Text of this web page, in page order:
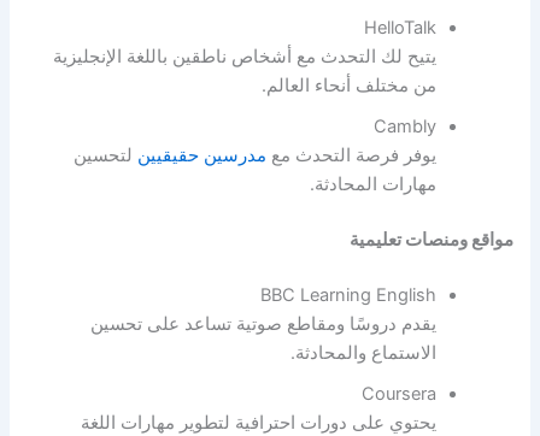
HelloTalk
يتيح لك التحدث مع أشخاص ناطقين باللغة الإنجليزية
من مختلف أنحاء العالم.
Cambly
يوفر فرصة التحدث مع مدرسين حقيقيين لتحسين
مهارات المحادثة.
مواقع ومنصات تعليمية
BBC Learning English
يقدم دروسًا ومقاطع صوتية تساعد على تحسين
الاستماع والمحادثة.
Coursera
يحتوي على دورات احترافية لتطوير مهارات اللغة